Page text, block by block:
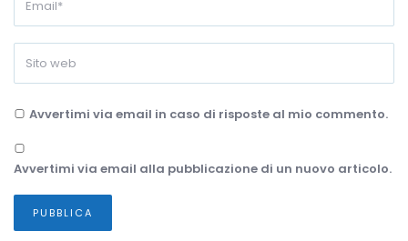
Avvertimi via email in caso di risposte al mio commento.
Avvertimi via email alla pubblicazione di un nuovo articolo.